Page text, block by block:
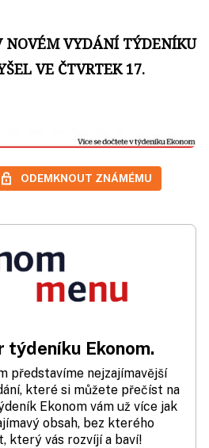
NOVÉM VYDÁNÍ TÝDENÍKU
VE ČTVRTEK 17.
ODEMKNOUT ZNÁMÉMU
Ekonom.
představíme nejzajímavější
které si můžete přečíst na
Ekonom vám už více jak
obsah, bez kterého
který vás rozvíjí a baví!